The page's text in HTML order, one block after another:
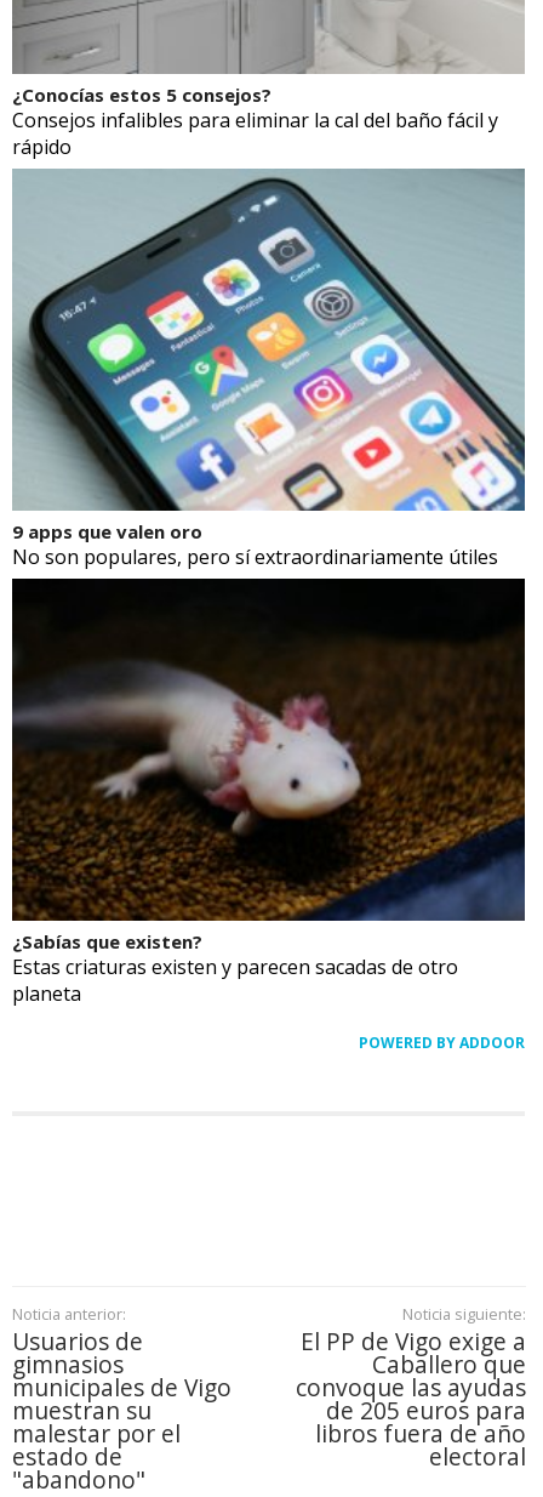
¿Conocías estos 5 consejos?
Consejos infalibles para eliminar la cal del baño fácil y
rápido
9 apps que valen oro
No son populares, pero sí extraordinariamente útiles
¿Sabías que existen?
Estas criaturas existen y parecen sacadas de otro
planeta
POWERED BY ADDOOR
Noticia anterior:
Usuarios de
gimnasios
municipales de Vigo
muestran su
malestar por el
estado de
"abandono"
Noticia siguiente:
El PP de Vigo exige a
Caballero que
convoque las ayudas
de 205 euros para
libros fuera de año
electoral